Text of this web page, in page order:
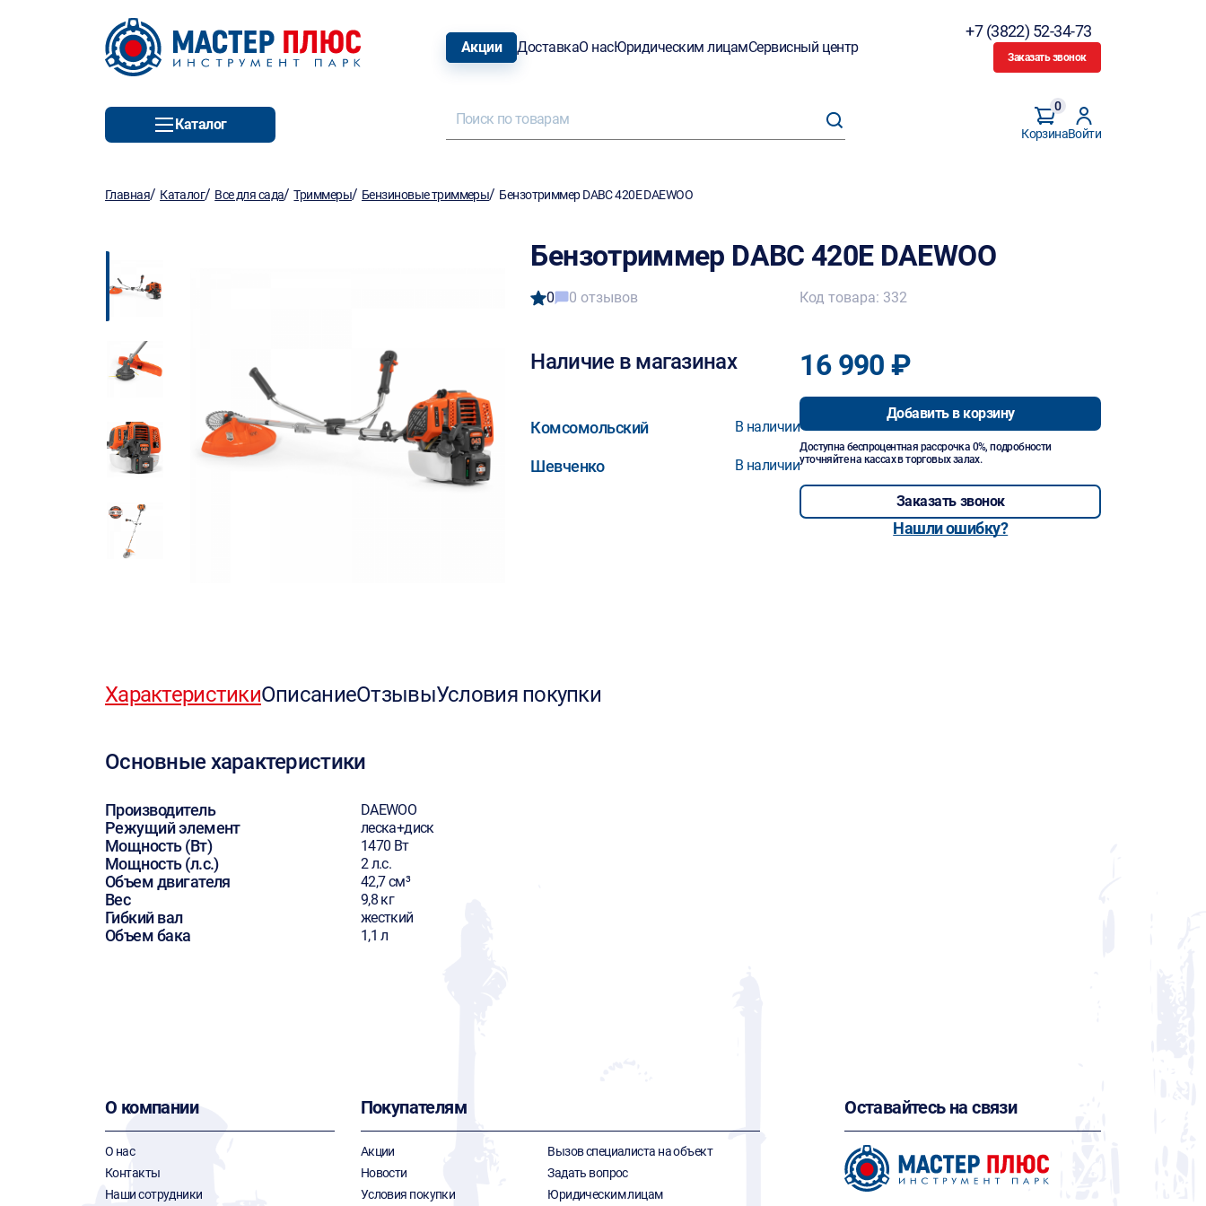
Акции ДоставкаО насЮридическим лицамСервисный центр
+7 (3822) 52-34-73
Заказать звонок
Каталог
Корзина
0
Войти
Главная/ Каталог/ Все для сада/Триммеры/ Бензиновые триммеры/ Бензотриммер DABC 420E DAEWOO
Бензотриммер DABC 420E DAEWOO
0 0 отзывов
Наличие в магазинах
Комсомольский В наличии
Шевченко В наличии
Код товара: 332
16 990 ₽
Добавить в корзину
Доступна беспроцентная рассрочка 0%, подробности
уточняйте на кассах в торговых залах.
Заказать звонок
Нашли ошибку?
ХарактеристикиОписаниеОтзывыУсловия покупки
Основные характеристики
Производитель DAEWOO
Режущий элемент леска+диск
Мощность (Вт) 1470 Вт
Мощность (л.с.) 2 л.с.
Объем двигателя 42,7 см³
Вес 9,8 кг
Гибкий вал жесткий
Объем бака 1,1 л
О компании
О нас
Контакты
Наши сотрудники
Покупателям
Акции
Новости
Условия покупки
Вызов специалиста на объект
Задать вопрос
Юридическим лицам
Оставайтесь на связи